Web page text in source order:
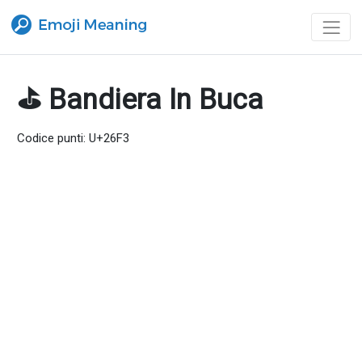
⛳ Bandiera In Buca
Codice punti: U+26F3